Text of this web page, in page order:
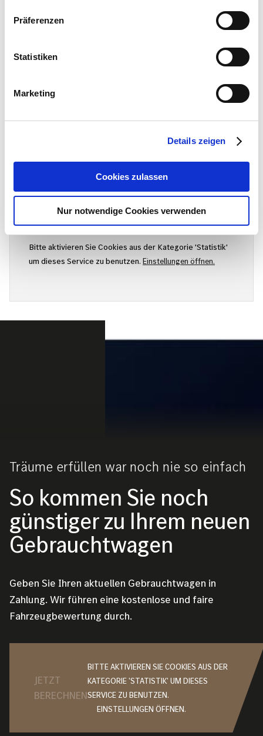
Präferenzen
Statistiken
Marketing
Details zeigen
Cookies zulassen
Nur notwendige Cookies verwenden
Sa.9:00 - 12:00
Inzahlungnahme-Rechner
Noch günstiger zum neuen Gebrauchtwagen!
Geben Sie Ihr aktuelles Fahrzeug in Zahlung.
Jetzt Marktwert berechnen
Bitte aktivieren Sie Cookies aus der Kategorie 'Statistik'
um dieses Service zu benutzen. Einstellungen öffnen.
Träume erfüllen war noch nie so einfach
So kommen Sie noch
günstiger zu Ihrem neuen
Gebrauchtwagen
Geben Sie Ihren aktuellen Gebrauchtwagen in
Zahlung. Wir führen eine kostenlose und faire
Fahrzeugbewertung durch.
JETZT
BERECHNEN
BITTE AKTIVIEREN SIE COOKIES AUS DER
KATEGORIE 'STATISTIK' UM DIESES
SERVICE ZU BENUTZEN.
EINSTELLUNGEN ÖFFNEN.